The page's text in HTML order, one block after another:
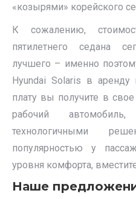
«козырями» корейского
К сожалению,
пятилетнего седана
лучшего – именно
Hyundai Solaris в
плату вы получите в
рабочий
технологичными
популярностью у
уровня комфорта,
Наше